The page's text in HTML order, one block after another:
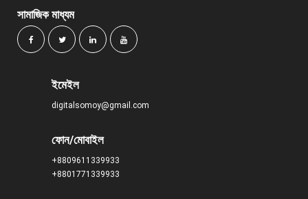
সামাজিক মাধ্যম
ইমেইল
digitalsomoy@gmail.com
ফোন/মোবাইল
+8809611339933
+8801771339933